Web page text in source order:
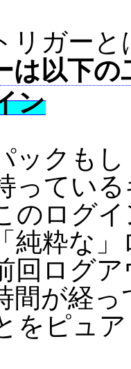
リガー
は以下
ン
ックも
ってい
のログ
純粋な
回ログ
間が経
をピュ